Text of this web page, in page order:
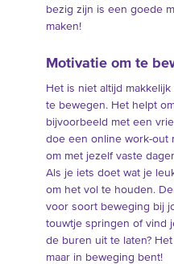
bezig zijn is een goede
maken!
Motivatie om te
Het is niet altijd
te bewegen. Het helpt
bijvoorbeeld met een
doe een online work-out
om met jezelf vaste
Als je iets doet wat je
om het vol te houden.
voor soort beweging bij
touwtje springen of vind
de buren uit te laten?
maar in beweging bent!